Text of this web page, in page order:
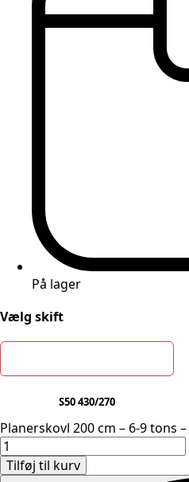
På lager
Vælg skift
S50 430/270
Planerskovl 200 cm – 6-9 tons
Tilføj til kurv